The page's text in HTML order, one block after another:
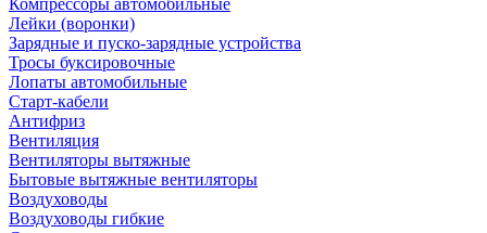
Компрессоры автомобильные
Лейки (воронки)
Зарядные и пуско-зарядные устройства
Тросы буксировочные
Лопаты автомобильные
Старт-кабели
Антифриз
Вентиляция
Вентиляторы вытяжные
Бытовые вытяжные вентиляторы
Воздуховоды
Воздуховоды гибкие